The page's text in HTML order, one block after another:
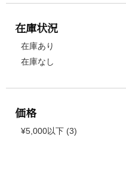
在庫状況
在庫あり
在庫なし
価格
¥5,000以下 (3)